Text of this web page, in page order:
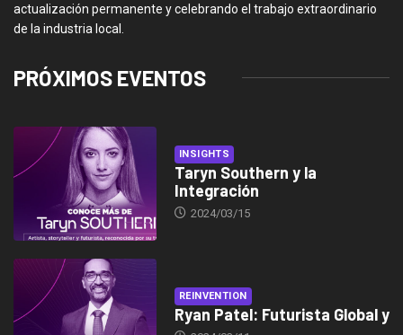
actualización permanente y celebrando el trabajo extraordinario
de la industria local.
PRÓXIMOS EVENTOS
INSIGHTS
Taryn Southern y la
Integración
2024/03/15
REINVENTION
Ryan Patel: Futurista Global y